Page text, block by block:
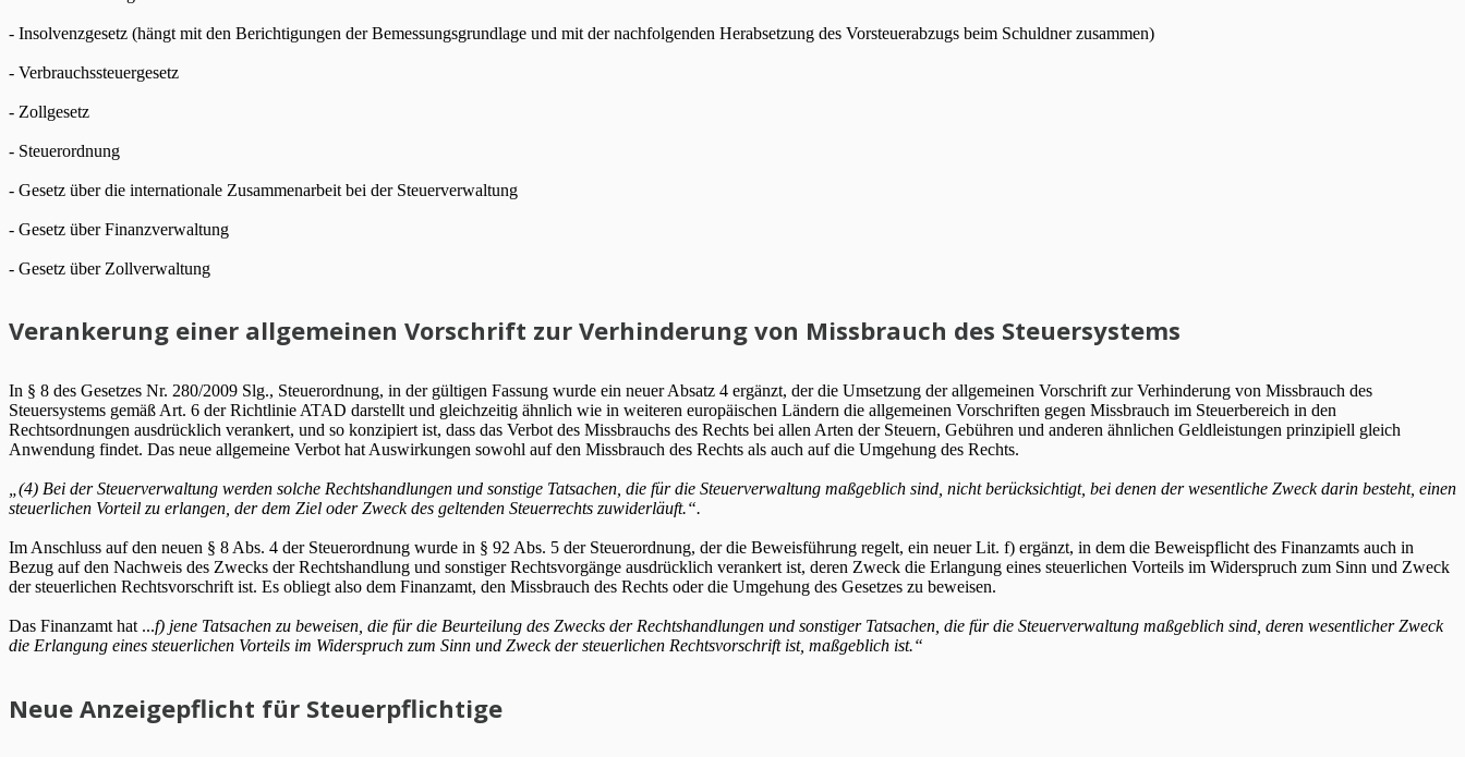
- Insolvenzgesetz (hängt mit den Berichtigungen der Bemessungsgrundlage und mit der nachfolgenden Herabsetzung des Vorsteuerabzugs beim Schuldner zusammen)
- Verbrauchssteuergesetz
- Zollgesetz
- Steuerordnung
- Gesetz über die internationale Zusammenarbeit bei der Steuerverwaltung
- Gesetz über Finanzverwaltung
- Gesetz über Zollverwaltung
Verankerung einer allgemeinen Vorschrift zur Verhinderung von Missbrauch des Steuersystems
In § 8 des Gesetzes Nr. 280/2009 Slg., Steuerordnung, in der gültigen Fassung wurde ein neuer Absatz 4 ergänzt, der die Umsetzung der allgemeinen Vorschrift zur Verhinderung von Missbrauch des
Steuersystems gemäß Art. 6 der Richtlinie ATAD darstellt und gleichzeitig ähnlich wie in weiteren europäischen Ländern die allgemeinen Vorschriften gegen Missbrauch im Steuerbereich in den
Rechtsordnungen ausdrücklich verankert, und so konzipiert ist, dass das Verbot des Missbrauchs des Rechts bei allen Arten der Steuern, Gebühren und anderen ähnlichen Geldleistungen prinzipiell gleich
Anwendung findet. Das neue allgemeine Verbot hat Auswirkungen sowohl auf den Missbrauch des Rechts als auch auf die Umgehung des Rechts.
„(4) Bei der Steuerverwaltung werden solche Rechtshandlungen und sonstige Tatsachen, die für die Steuerverwaltung maßgeblich sind, nicht berücksichtigt, bei denen der wesentliche Zweck darin besteht, einen
steuerlichen Vorteil zu erlangen, der dem Ziel oder Zweck des geltenden Steuerrechts zuwiderläuft.“.
Im Anschluss auf den neuen § 8 Abs. 4 der Steuerordnung wurde in § 92 Abs. 5 der Steuerordnung, der die Beweisführung regelt, ein neuer Lit. f) ergänzt, in dem die Beweispflicht des Finanzamts auch in
Bezug auf den Nachweis des Zwecks der Rechtshandlung und sonstiger Rechtsvorgänge ausdrücklich verankert ist, deren Zweck die Erlangung eines steuerlichen Vorteils im Widerspruch zum Sinn und Zweck
der steuerlichen Rechtsvorschrift ist. Es obliegt also dem Finanzamt, den Missbrauch des Rechts oder die Umgehung des Gesetzes zu beweisen.
Das Finanzamt hat ...f) jene Tatsachen zu beweisen, die für die Beurteilung des Zwecks der Rechtshandlungen und sonstiger Tatsachen, die für die Steuerverwaltung maßgeblich sind, deren wesentlicher Zweck
die Erlangung eines steuerlichen Vorteils im Widerspruch zum Sinn und Zweck der steuerlichen Rechtsvorschrift ist, maßgeblich ist.“
Neue Anzeigepflicht für Steuerpflichtige